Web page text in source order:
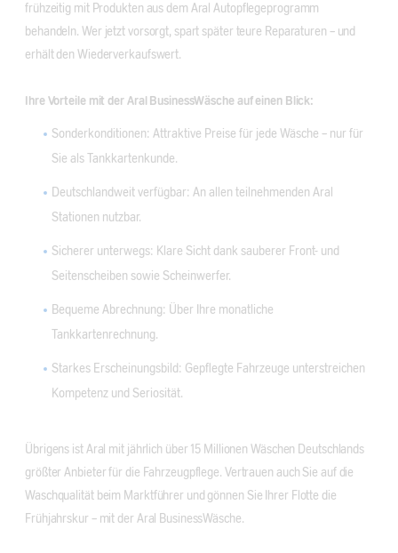
frühzeitig mit Produkten aus dem Aral Autopflegeprogramm
behandeln. Wer jetzt vorsorgt, spart später teure Reparaturen – und
erhält den Wiederverkaufswert.
Ihre Vorteile mit der Aral BusinessWäsche auf einen Blick:
Sonderkonditionen: Attraktive Preise für jede Wäsche – nur für
Sie als Tankkartenkunde.
Deutschlandweit verfügbar: An allen teilnehmenden Aral
Stationen nutzbar.
Sicherer unterwegs: Klare Sicht dank sauberer Front- und
Seitenscheiben sowie Scheinwerfer.
Bequeme Abrechnung: Über Ihre monatliche
Tankkartenrechnung.
Starkes Erscheinungsbild: Gepflegte Fahrzeuge unterstreichen
Kompetenz und Seriosität.
Übrigens ist Aral mit jährlich über 15 Millionen Wäschen Deutschlands
größter Anbieter für die Fahrzeugpflege. Vertrauen auch Sie auf die
Waschqualität beim Marktführer und gönnen Sie Ihrer Flotte die
Frühjahrskur – mit der Aral BusinessWäsche.